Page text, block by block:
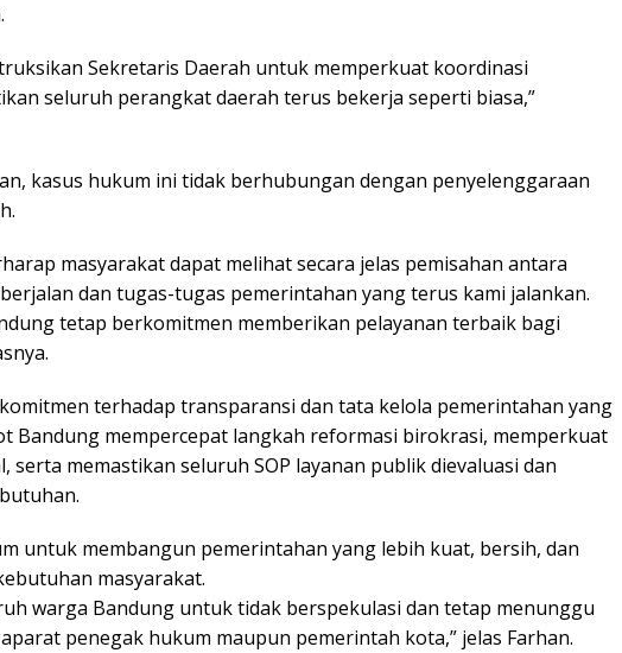
Sekretaris Daerah untuk memperkuat koordinasi
seluruh perangkat daerah terus bekerja seperti biasa,”
kasus hukum ini tidak berhubungan dengan penyelenggaraan
masyarakat dapat melihat secara jelas pemisahan antara
dan tugas-tugas pemerintahan yang terus kami jalankan.
tetap berkomitmen memberikan pelayanan terbaik bagi
terhadap transparansi dan tata kelola pemerintahan yang
Bandung mempercepat langkah reformasi birokrasi, memperkuat
serta memastikan seluruh SOP layanan publik dievaluasi dan
untuk membangun pemerintahan yang lebih kuat, bersih, dan
masyarakat.
warga Bandung untuk tidak berspekulasi dan tetap menunggu
penegak hukum maupun pemerintah kota,” jelas Farhan.